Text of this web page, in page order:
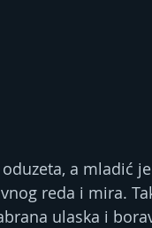
a mladić
reda i mira.
ulaska i